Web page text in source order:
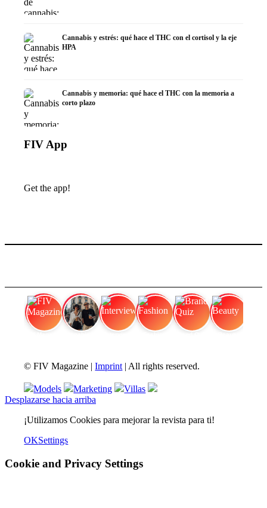
Cannabis y estrés: qué hace el THC con el cortisol y la eje
HPA
Cannabis y memoria: qué hace el THC con la memoria a
corto plazo
FIV App
Get the app!
© FIV Magazine |Imprint | All rights reserved.
Models Marketing
Villas
Desplazarse hacia arriba
¡Utilizamos Cookies para mejorar la revista para ti!
OKSettings
Cookie and Privacy Settings